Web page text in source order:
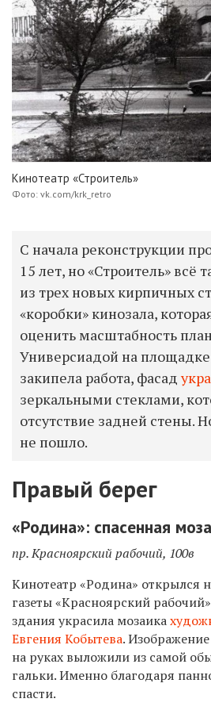
Кинотеатр «Строитель»
Фото: vk.com/krk_retro
С начала реконструкции
15 лет, но «Строитель» всё
из трех новых кирпичных
«коробки» кинозала,
оценить масштабность
Универсиадой на
закипела работа, фасад
зеркальными стеклами,
отсутствие задней стены.
не пошло.
Правый берег
«Родина»: спасенная
пр. Красноярский рабочий, 100в
Кинотеатр «Родина» открылся
газеты «Красноярский
здания украсила мозаика
Евгения Кобытева.
на руках выложили из самой
гальки. Именно благодаря
спасти.